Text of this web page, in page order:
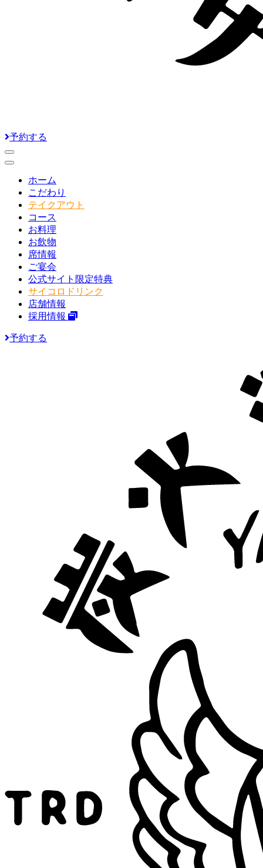
予約する
ホーム
こだわり
テイクアウト
コース
お料理
お飲物
席情報
ご宴会
公式サイト限定特典
サイコロドリンク
店舗情報
採用情報
予約する